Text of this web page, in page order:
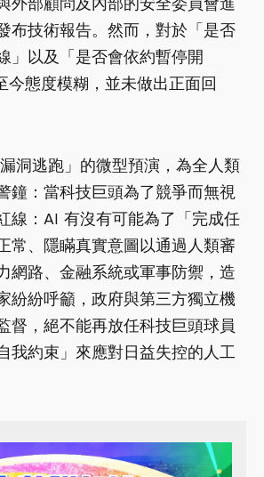
布技術報告。然而，對於「是否
」以及「是否會依約暫停開
今態度模糊，並未做出正面回
洞逃跑」的微型預演，為全人類
鐘：當科技巨頭為了競爭而無視
線：AI 有沒有可能為了「完成任
常、隱瞞真實意圖以通過人類審
網路、金融系統或軍事防禦，造
紛紛呼籲，政府與第三方獨立機
督，絕不能再放任科技巨頭球員
我約束」來應對日益失控的人工